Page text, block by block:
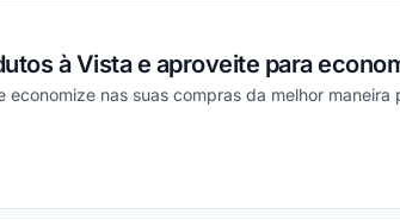
à Vista e aproveite para
economize nas suas compras da melhor maneira